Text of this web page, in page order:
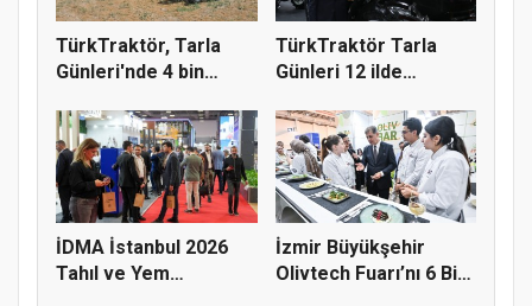
TürkTraktör, Tarla
Günleri'nde 4 bin
TürkTraktör Tarla
Günleri 12 ilde
İDMA İstanbul 2026
Tahıl ve Yem
İzmir Büyükşehir
Olivtech Fuarı’nı 6 Bin